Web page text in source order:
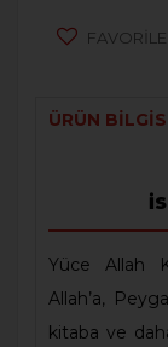
ÜRÜN
Yüce Allah
Allah’a,
kitaba ve